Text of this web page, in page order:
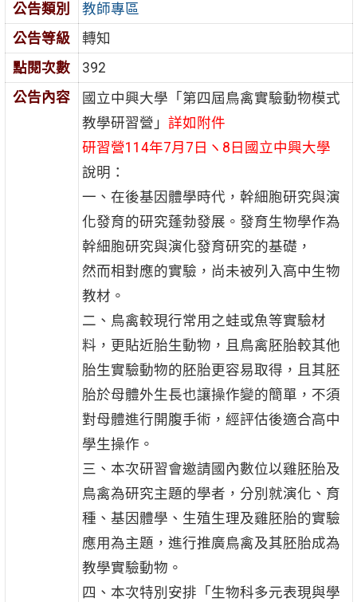
公告類別
教師專區
公告等級
轉知
點閱次數
392
公告內容
國立中興大學「第四屆鳥禽實驗動物模式
教學研習營」 詳如附件
研習營114年7月7日ヽ8日國立中興大學
說明：
一、在後基因體學時代，幹細胞研究與演
化發育的研究蓬勃發展。發育生物學作為
幹細胞研究與演化發育研究的基礎，
然而相對應的實驗，尚未被列入高中生物
教材。
二、鳥禽較現行常用之蛙或魚等實驗材
料，更貼近胎生動物，且鳥禽胚胎較其他
胎生實驗動物的胚胎更容易取得，且其胚
胎於母體外生長也讓操作變的簡單，不須
對母體進行開腹手術，經評估後適合高中
學生操作。
三、本次研習會邀請國內數位以雞胚胎及
鳥禽為研究主題的學者，分別就演化、育
種、基因體學、生殖生理及雞胚胎的實驗
應用為主題，進行推廣鳥禽及其胚胎成為
教學實驗動物。
四、本次特別安排「生物科多元表現與學